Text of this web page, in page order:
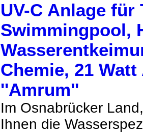
UV-C Anlage für
Swimmingpool,
Chemie, 21 Watt
''Amrum''
Im Osnabrücker
Ihnen die